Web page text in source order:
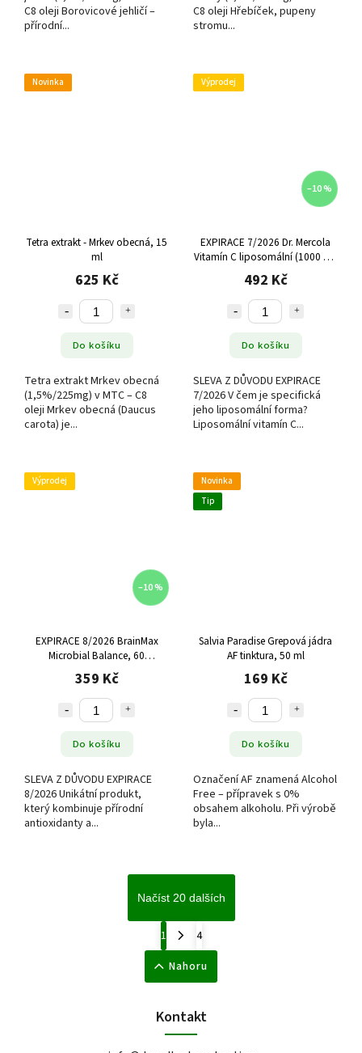
C8 oleji Borovicové jehličí –
přírodní...
C8 oleji Hřebíček, pupeny
stromu...
Novinka
Tetra extrakt - Mrkev obecná, 15
ml
625 Kč
Do košíku
Tetra extrakt Mrkev obecná
(1,5%/225mg) v MTC – C8
oleji Mrkev obecná (Daucus
carota) je...
Výprodej
–10 %
EXPIRACE 7/2026 Dr. Mercola
Vitamín C liposomální (1000 mg
na porci), 60 kapslí
492 Kč
Do košíku
SLEVA Z DŮVODU EXPIRACE
7/2026 V čem je specifická
jeho liposomální forma?
Liposomální vitamín C...
Výprodej
–10 %
EXPIRACE 8/2026 BrainMax
Microbial Balance, 60
rostlinných kapslí
359 Kč
Do košíku
SLEVA Z DŮVODU EXPIRACE
8/2026 Unikátní produkt,
který kombinuje přírodní
antioxidanty a...
Novinka
Tip
Salvia Paradise Grepová jádra
AF tinktura, 50 ml
169 Kč
Do košíku
Označení AF znamená Alcohol
Free – přípravek s 0%
obsahem alkoholu. Při výrobě
byla...
Načíst 20 dalších
1
4
Nahoru
Kontakt